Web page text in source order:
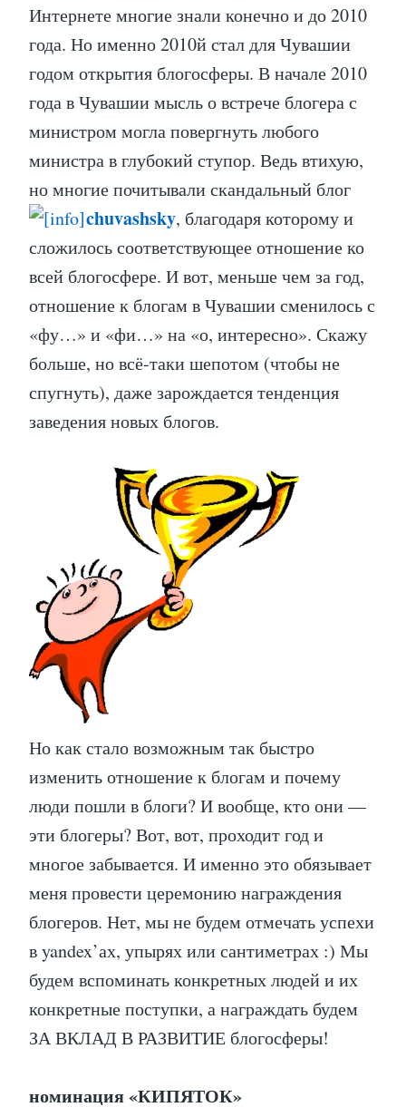
Интернете многие знали конечно и до 2010
года. Но именно 2010й стал для Чувашии
годом открытия блогосферы. В начале 2010
года в Чувашии мысль о встрече блогера с
министром могла повергнуть любого
министра в глубокий ступор. Ведь втихую,
но многие почитывали скандальный блог
chuvashsky, благодаря которому и
сложилось соответствующее отношение ко
всей блогосфере. И вот, меньше чем за год,
отношение к блогам в Чувашии сменилось с
«фу…» и «фи…» на «о, интересно». Скажу
больше, но всё-таки шепотом (чтобы не
спугнуть), даже зарождается тенденция
заведения новых блогов.
Но как стало возможным так быстро
изменить отношение к блогам и почему
люди пошли в блоги? И вообще, кто они —
эти блогеры? Вот, вот, проходит год и
многое забывается. И именно это обязывает
меня провести церемонию награждения
блогеров. Нет, мы не будем отмечать успехи
в yandex’ах, упырях или сантиметрах :) Мы
будем вспоминать конкретных людей и их
конкретные поступки, а награждать будем
ЗА ВКЛАД В РАЗВИТИЕ блогосферы!
номинация «КИПЯТОК»